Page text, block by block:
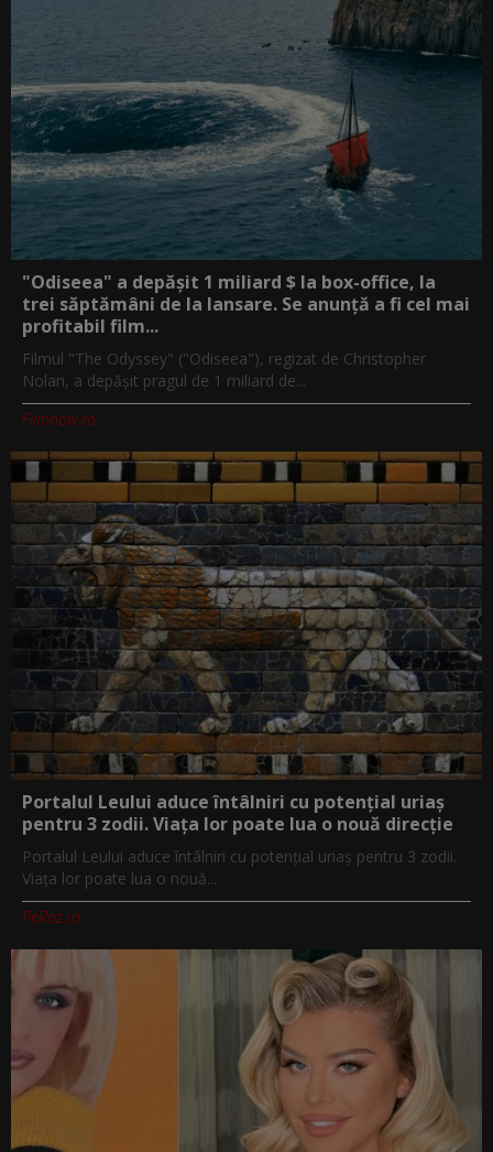
"Odiseea" a depășit 1 miliard $ la box-office, la
trei săptămâni de la lansare. Se anunță a fi cel mai
profitabil film...
Filmul "The Odyssey" ("Odiseea"), regizat de Christopher
Nolan, a depăşit pragul de 1 miliard de...
Filmnow.ro
Portalul Leului aduce întâlniri cu potențial uriaș
pentru 3 zodii. Viața lor poate lua o nouă direcție
Portalul Leului aduce întâlniri cu potențial uriaș pentru 3 zodii.
Viața lor poate lua o nouă...
PeRoz.ro